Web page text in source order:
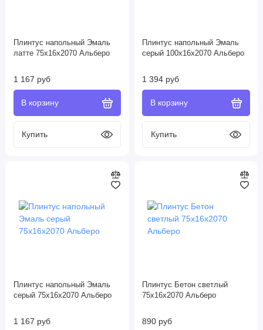
Плинтус напольный Эмаль
латте 75х16х2070 Альберо
1 167 руб
Плинтус напольный Эмаль
серый 100х16х2070 Альберо
1 394 руб
Плинтус напольный Эмаль
серый 75х16х2070 Альберо
1 167 руб
Плинтус Бетон светлый
75х16х2070 Альберо
890 руб